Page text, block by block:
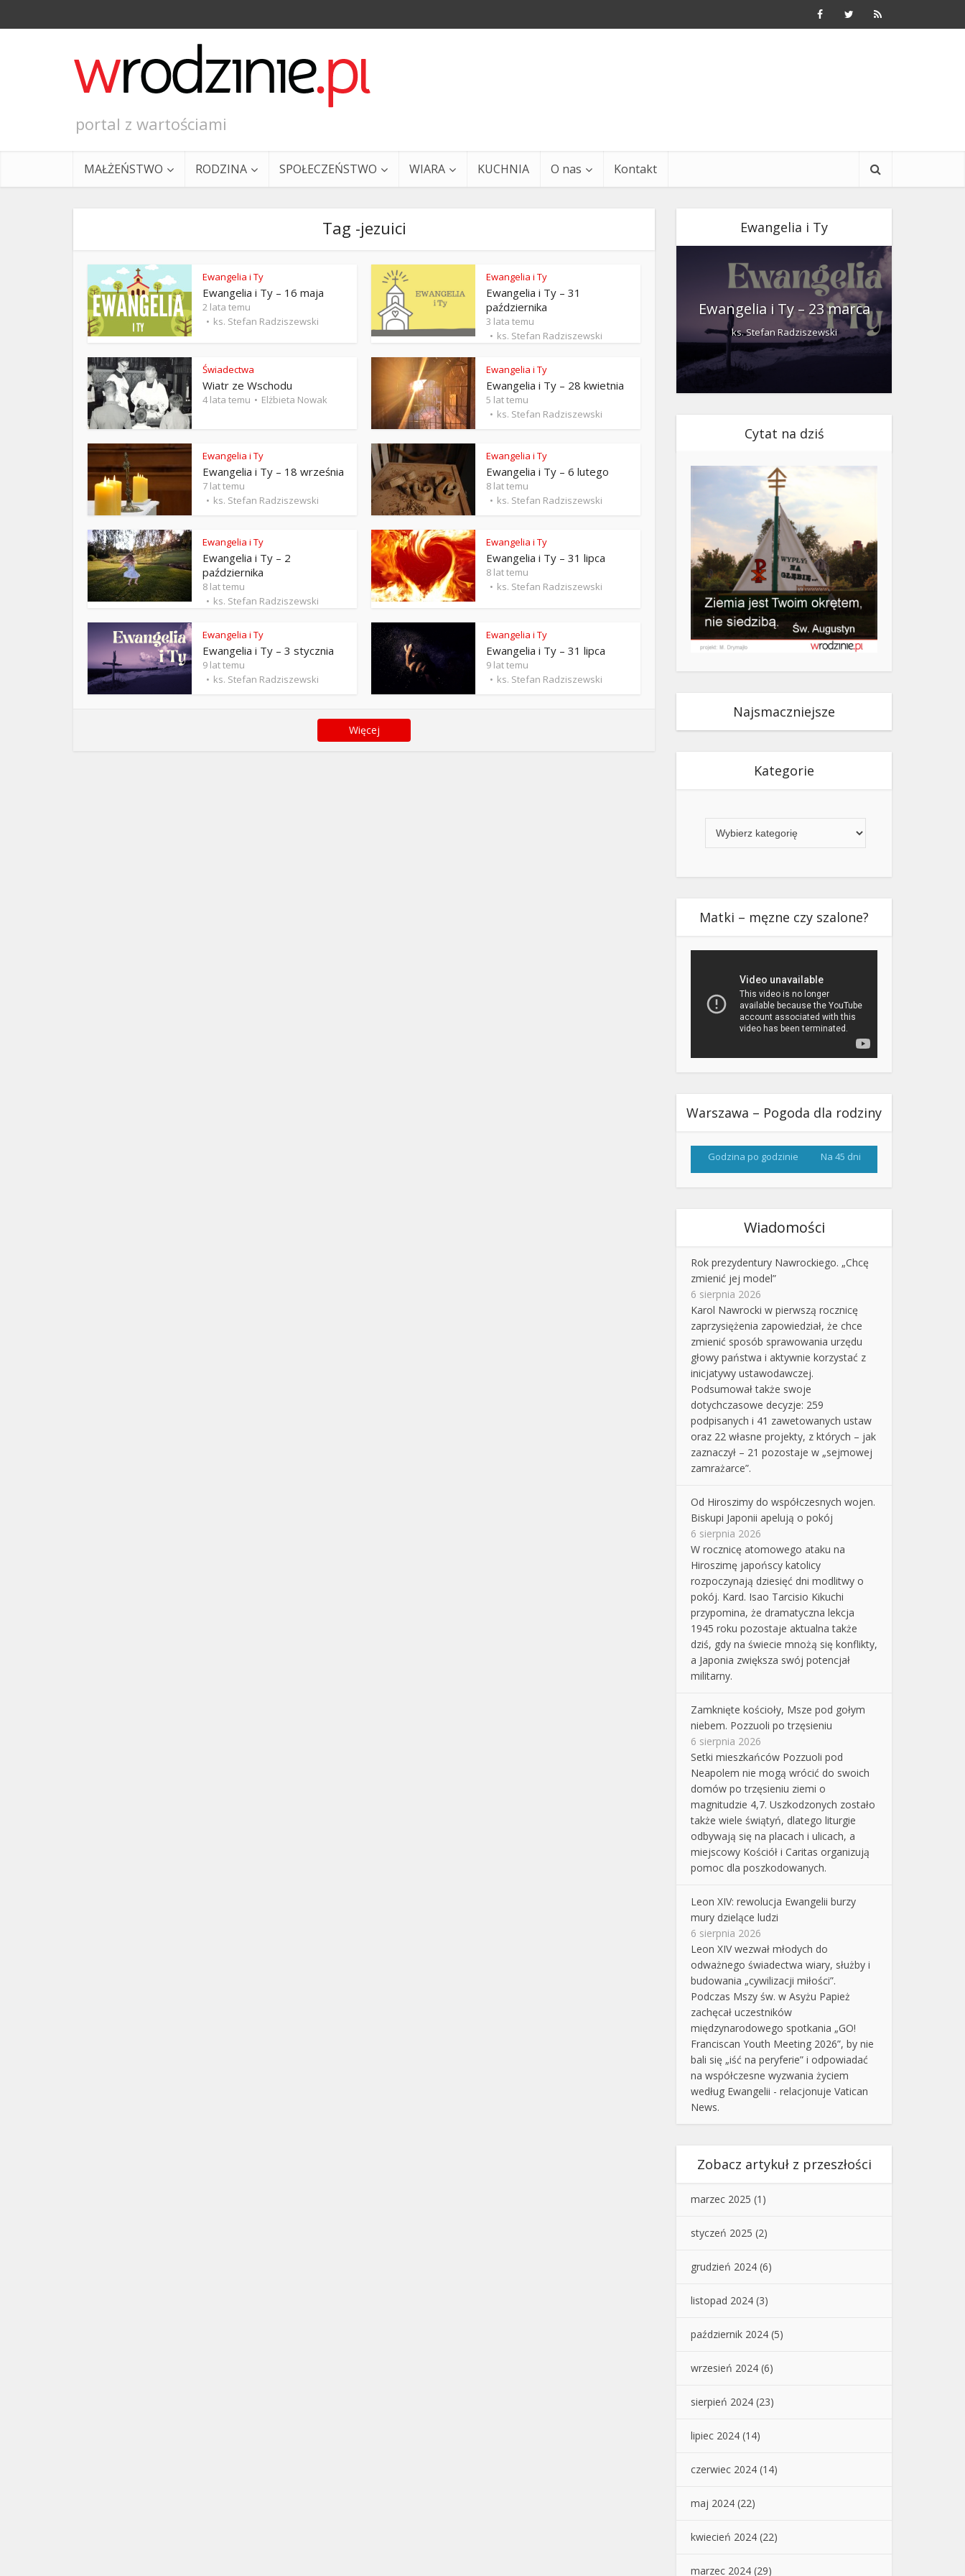
portal z wartościami
MAŁŻEŃSTWO RODZINA SPOŁECZEŃSTWO WIARA KUCHNIA O nas Kontakt
Tag -jezuici
Ewangelia i Ty
Ewangelia i Ty – 16 maja
2 lata temu
ks. Stefan Radziszewski
Ewangelia i Ty
Ewangelia i Ty – 31
października
3 lata temu
ks. Stefan Radziszewski
Świadectwa
Wiatr ze Wschodu
4 lata temu Elżbieta Nowak
Ewangelia i Ty
Ewangelia i Ty – 28 kwietnia
5 lat temu
ks. Stefan Radziszewski
Ewangelia i Ty
Ewangelia i Ty – 18 września
7 lat temu
ks. Stefan Radziszewski
Ewangelia i Ty
Ewangelia i Ty – 6 lutego
8 lat temu
ks. Stefan Radziszewski
Ewangelia i Ty
Ewangelia i Ty – 2
października
8 lat temu
ks. Stefan Radziszewski
Ewangelia i Ty
Ewangelia i Ty – 31 lipca
8 lat temu
ks. Stefan Radziszewski
Ewangelia i Ty
Ewangelia i Ty – 3 stycznia
9 lat temu
ks. Stefan Radziszewski
Ewangelia i Ty
Ewangelia i Ty – 31 lipca
9 lat temu
ks. Stefan Radziszewski
Więcej
Ewangelia i Ty
Ewangelia i Ty – 29 grudnia
ks. Stefan Radziszewski
Ewangelia i Ty – 27 grudnia
ks. Stefan Radziszewski
Ewangelia i Ty – 23 marca
ks. Stefan Radziszewski
Cytat na dziś
Najsmaczniejsze
Kategorie
Matki – męzne czy szalone?
Warszawa – Pogoda dla rodziny
Godzina po godzinie Na 45 dni
Wiadomości
Rok prezydentury Nawrockiego. „Chcę
zmienić jej model”
6 sierpnia 2026
Karol Nawrocki w pierwszą rocznicę
zaprzysiężenia zapowiedział, że chce
zmienić sposób sprawowania urzędu
głowy państwa i aktywnie korzystać z
inicjatywy ustawodawczej.
Podsumował także swoje
dotychczasowe decyzje: 259
podpisanych i 41 zawetowanych ustaw
oraz 22 własne projekty, z których – jak
zaznaczył – 21 pozostaje w „sejmowej
zamrażarce”.
Od Hiroszimy do współczesnych wojen.
Biskupi Japonii apelują o pokój
6 sierpnia 2026
W rocznicę atomowego ataku na
Hiroszimę japońscy katolicy
rozpoczynają dziesięć dni modlitwy o
pokój. Kard. Isao Tarcisio Kikuchi
przypomina, że dramatyczna lekcja
1945 roku pozostaje aktualna także
dziś, gdy na świecie mnożą się konflikty,
a Japonia zwiększa swój potencjał
militarny.
Zamknięte kościoły, Msze pod gołym
niebem. Pozzuoli po trzęsieniu
6 sierpnia 2026
Setki mieszkańców Pozzuoli pod
Neapolem nie mogą wrócić do swoich
domów po trzęsieniu ziemi o
magnitudzie 4,7. Uszkodzonych zostało
także wiele świątyń, dlatego liturgie
odbywają się na placach i ulicach, a
miejscowy Kościół i Caritas organizują
pomoc dla poszkodowanych.
Leon XIV: rewolucja Ewangelii burzy
mury dzielące ludzi
6 sierpnia 2026
Leon XIV wezwał młodych do
odważnego świadectwa wiary, służby i
budowania „cywilizacji miłości”.
Podczas Mszy św. w Asyżu Papież
zachęcał uczestników
międzynarodowego spotkania „GO!
Franciscan Youth Meeting 2026”, by nie
bali się „iść na peryferie” i odpowiadać
na współczesne wyzwania życiem
według Ewangelii - relacjonuje Vatican
News.
Zobacz artykuł z przeszłości
marzec 2025 (1)
styczeń 2025 (2)
grudzień 2024 (6)
listopad 2024 (3)
październik 2024 (5)
wrzesień 2024 (6)
sierpień 2024 (23)
lipiec 2024 (14)
czerwiec 2024 (14)
maj 2024 (22)
kwiecień 2024 (22)
marzec 2024 (29)